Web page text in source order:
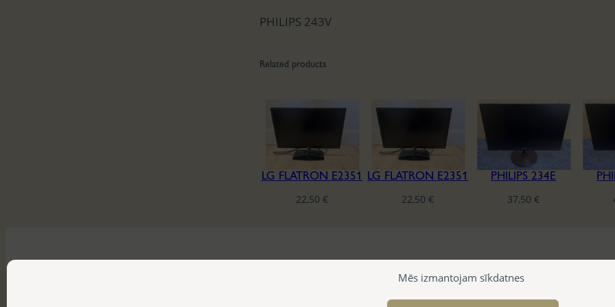
Mēs izmantojam sīkdatnes
PHILIPS 243V
Related products
LG FLATRON E2351
22,50€
LG FLATRON E2351
22,50€
PHILIPS 234E
37,50€